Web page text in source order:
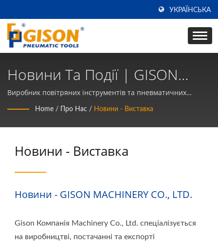
УКРАЇНСЬКА
Новини Та Події | GISON
MACHINERY CO., LTD.
Виробник повітряних інструментів та пневматичних
ручних інструментів протягом 50 років у ТАЙВАНІ | Gison
Home / Про Нас / Новини - Виставка
Новини - Виставка
Новини - GISON MACHINERY CO., LTD.
Gison Компанія Machinery Co., Ltd. спеціалізується
на виробництві, постачанні та експорті